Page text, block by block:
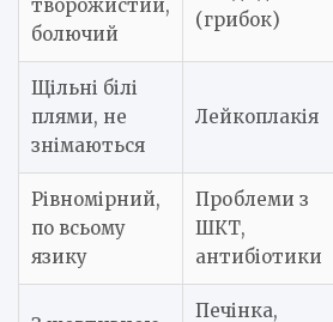
творожистий,
болючий
(грибок)
Щільні білі
плями, не
знімаються
Лейкоплакія
Рівномірний,
по всьому
язику
Проблеми з
ШКТ,
антибіотики
Печінка,